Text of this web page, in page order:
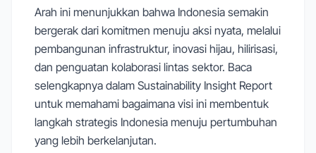
Arah ini menunjukkan bahwa Indonesia semakin
bergerak dari komitmen menuju aksi nyata, melalui
pembangunan infrastruktur, inovasi hijau, hilirisasi,
dan penguatan kolaborasi lintas sektor. Baca
selengkapnya dalam Sustainability Insight Report
untuk memahami bagaimana visi ini membentuk
langkah strategis Indonesia menuju pertumbuhan
yang lebih berkelanjutan.